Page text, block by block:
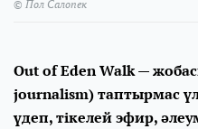
© Пол Салопек
Out of Eden Walk —
journalism) таптырмас
үдеп, тікелей эфир,